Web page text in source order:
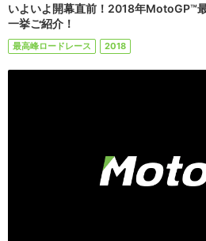
いよいよ開幕直前！2018年MotoGP™
一挙ご紹介！
最高峰ロードレース 2018